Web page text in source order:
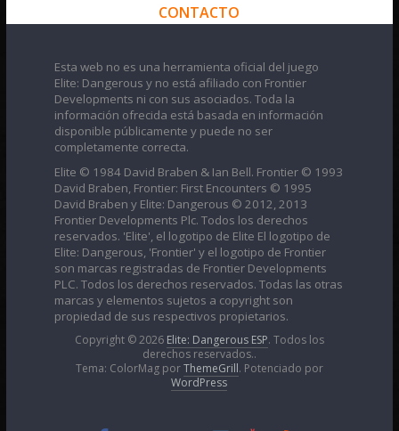
CONTACTO
Esta web no es una herramienta oficial del juego
Elite: Dangerous y no está afiliado con Frontier
Developments ni con sus asociados. Toda la
información ofrecida está basada en información
disponible públicamente y puede no ser
completamente correcta.
Elite © 1984 David Braben & Ian Bell. Frontier © 1993
David Braben, Frontier: First Encounters © 1995
David Braben y Elite: Dangerous © 2012, 2013
Frontier Developments Plc. Todos los derechos
reservados. 'Elite', el logotipo de Elite El logotipo de
Elite: Dangerous, 'Frontier' y el logotipo de Frontier
son marcas registradas de Frontier Developments
PLC. Todos los derechos reservados. Todas las otras
marcas y elementos sujetos a copyright son
propiedad de sus respectivos propietarios.
Copyright © 2026 Elite: Dangerous ESP. Todos los
derechos reservados..
Tema: ColorMag porThemeGrill. Potenciado por
WordPress